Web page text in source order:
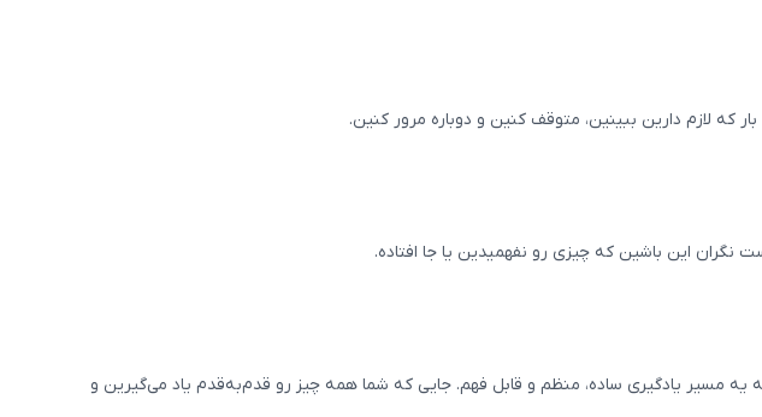
لازم دارین ببینین، متوقف کنین و دوباره مرور کنین.
این باشین که چیزی رو نفهمیدین یا جا افتاده.
مسیر یادگیری ساده، منظم و قابل فهم. جایی که شما همه چیز رو قدم‌به‌قدم یاد می‌گیرین و